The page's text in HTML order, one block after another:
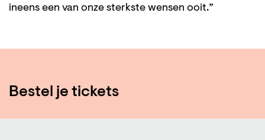
ineens een van onze sterkste wensen ooit.”
Bestel je tickets